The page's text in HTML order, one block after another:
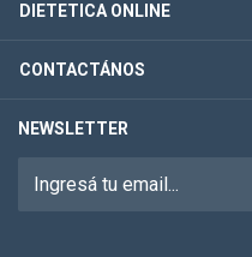
DIETETICA ONLINE
CONTACTÁNOS
NEWSLETTER